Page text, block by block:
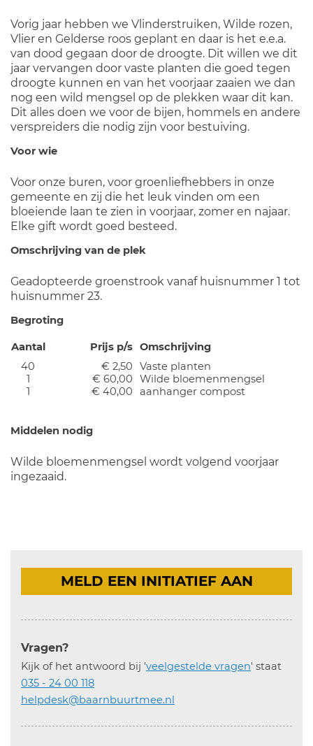
Vorig jaar hebben we Vlinderstruiken, Wilde rozen,
Vlier en Gelderse roos geplant en daar is het e.e.a.
van dood gegaan door de droogte. Dit willen we dit
jaar vervangen door vaste planten die goed tegen
droogte kunnen en van het voorjaar zaaien we dan
nog een wild mengsel op de plekken waar dit kan.
Dit alles doen we voor de bijen, hommels en andere
verspreiders die nodig zijn voor bestuiving.
Voor wie
Voor onze buren, voor groenliefhebbers in onze
gemeente en zij die het leuk vinden om een
bloeiende laan te zien in voorjaar, zomer en najaar.
Elke gift wordt goed besteed.
Omschrijving van de plek
Geadopteerde groenstrook vanaf huisnummer 1 tot
huisnummer 23.
Begroting
Aantal Prijs p/s Omschrijving
40
€ 2,50
Vaste planten
1
€ 60,00
Wilde bloemenmengsel
1
€ 40,00 aanhanger compost
Middelen nodig
Wilde bloemenmengsel wordt volgend voorjaar
ingezaaid.
MELD EEN INITIATIEF AAN
Vragen?
Kijk of het antwoord bij 'veelgestelde vragen' staat
035 - 24 00 118
helpdesk@baarnbuurtmee.nl